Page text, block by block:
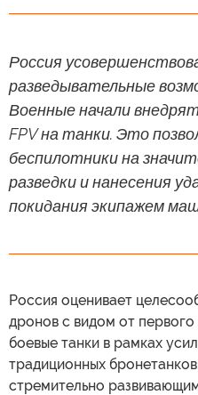
Россия
разведывательные
Военные начали
FPV на танки. Это
беспилотники на
разведки и нанесения
покидания экипажем
Россия оценивает
дронов с видом от
боевые танки в рамках
традиционных
стремительно